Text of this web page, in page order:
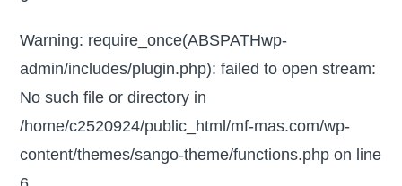
Warning: require_once(ABSPATHwp-
admin/includes/plugin.php): failed to open stream:
No such file or directory in
/home/c2520924/public_html/mf-mas.com/wp-
content/themes/sango-theme/functions.php on line